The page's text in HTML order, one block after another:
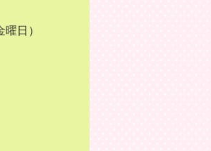
日）